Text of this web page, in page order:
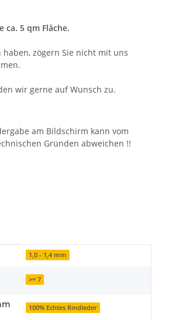
ca. 5 qm Fläche.
haben, zögern Sie nicht mit uns
wir gerne auf Wunsch zu.
am Bildschirm kann vom
Gründen abweichen !!
1,0 - 1,4 mm
>= 7
100% Echtes Rindleder